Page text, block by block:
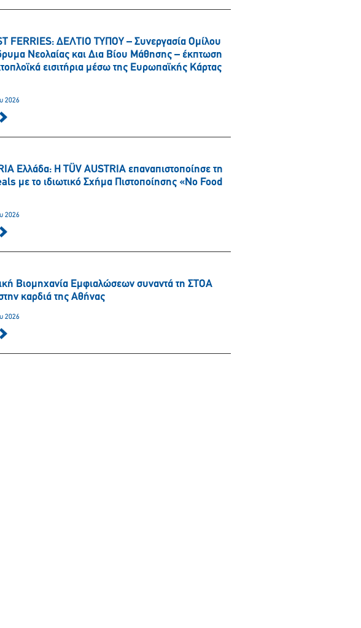
FERRIES: ΔΕΛΤΙΟ ΤΥΠΟΥ – Συνεργασία Ομίλου
Νεολαίας και Δια Βίου Μάθησης – έκπτωση
εισιτήρια μέσω της Ευρωπαϊκής Κάρτας
2026
Ελλάδα: Η TÜV AUSTRIA επαναπιστοποίησε τη
με το ιδιωτικό Σχήμα Πιστοποίησης «No Food
2026
Βιομηχανία Εμφιαλώσεων συναντά τη ΣΤΟΑ
καρδιά της Αθήνας
2026